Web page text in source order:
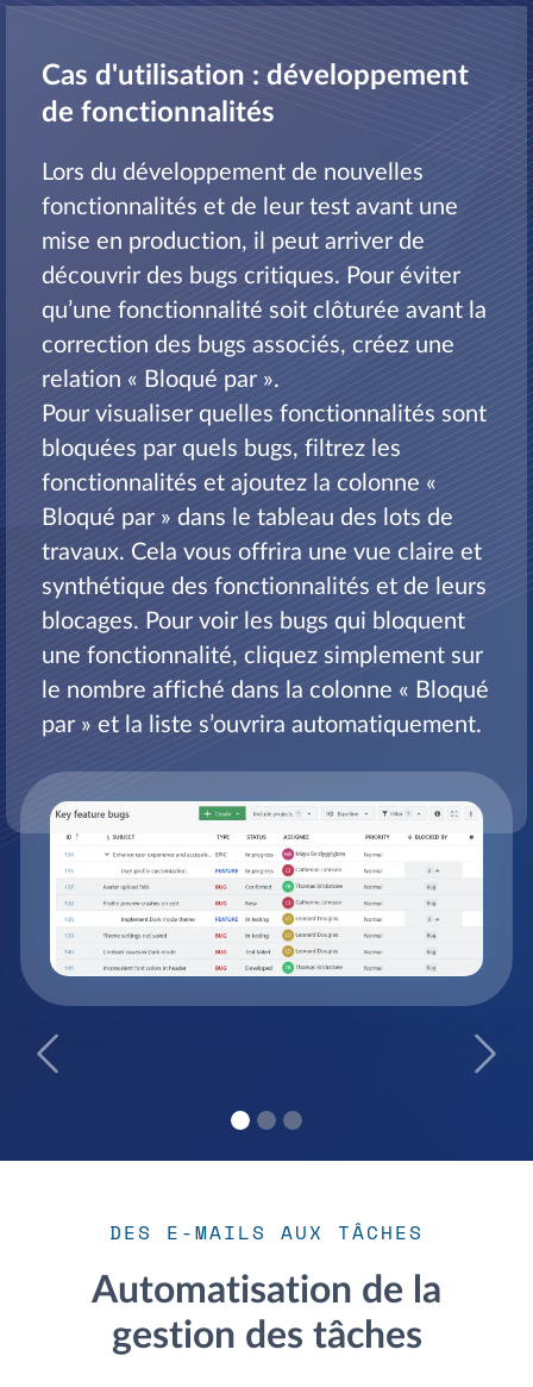
Précédent
Cas d'utilisation : développement
de fonctionnalités
Lors du développement de nouvelles
fonctionnalités et de leur test avant une
mise en production, il peut arriver de
découvrir des bugs critiques. Pour éviter
qu’une fonctionnalité soit clôturée avant la
correction des bugs associés, créez une
relation « Bloqué par ».
Pour visualiser quelles fonctionnalités sont
bloquées par quels bugs, filtrez les
fonctionnalités et ajoutez la colonne «
Bloqué par » dans le tableau des lots de
travaux. Cela vous offrira une vue claire et
synthétique des fonctionnalités et de leurs
blocages. Pour voir les bugs qui bloquent
une fonctionnalité, cliquez simplement sur
le nombre affiché dans la colonne « Bloqué
par » et la liste s’ouvrira automatiquement.
DES E-MAILS AUX TÂCHES
Automatisation de la
gestion des tâches